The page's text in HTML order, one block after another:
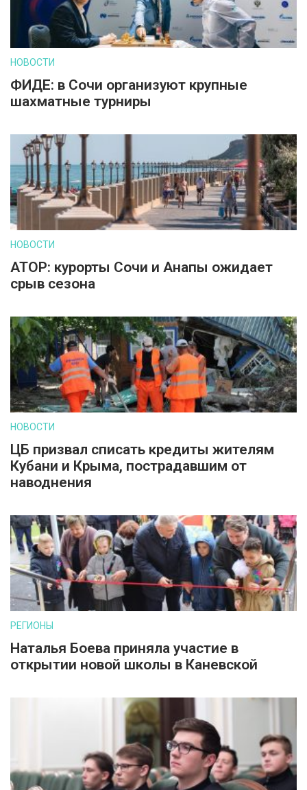
НОВОСТИ
ФИДЕ: в Сочи организуют крупные
шахматные турниры
НОВОСТИ
АТОР: курорты Сочи и Анапы ожидает
срыв сезона
НОВОСТИ
ЦБ призвал списать кредиты жителям
Кубани и Крыма, пострадавшим от
наводнения
РЕГИОНЫ
Наталья Боева приняла участие в
открытии новой школы в Каневской